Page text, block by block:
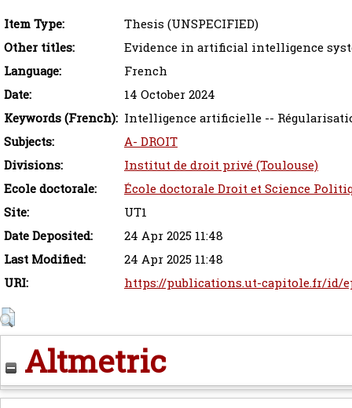
Item Type:
Thesis (UNSPECIFIED)
Other titles:
Evidence in artificial intelligence
Language:
French
Date:
14 October 2024
Keywords (French): Intelligence artificielle --
Subjects:
A- DROIT
Divisions:
Institut de droit privé (Toulouse)
Ecole doctorale:
École doctorale Droit et Science
Site:
UT1
Date Deposited:
24 Apr 2025 11:48
Last Modified:
24 Apr 2025 11:48
URI:
https://publications.ut-capitole.fr/id/
Altmetric